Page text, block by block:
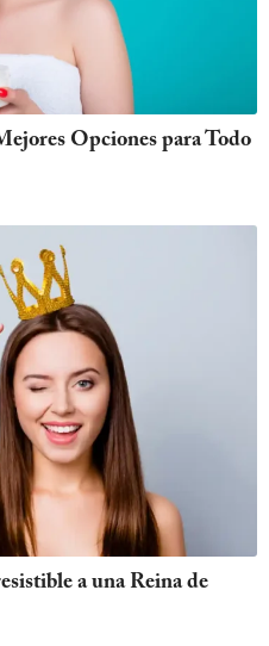
Opciones para Todo
a una Reina de